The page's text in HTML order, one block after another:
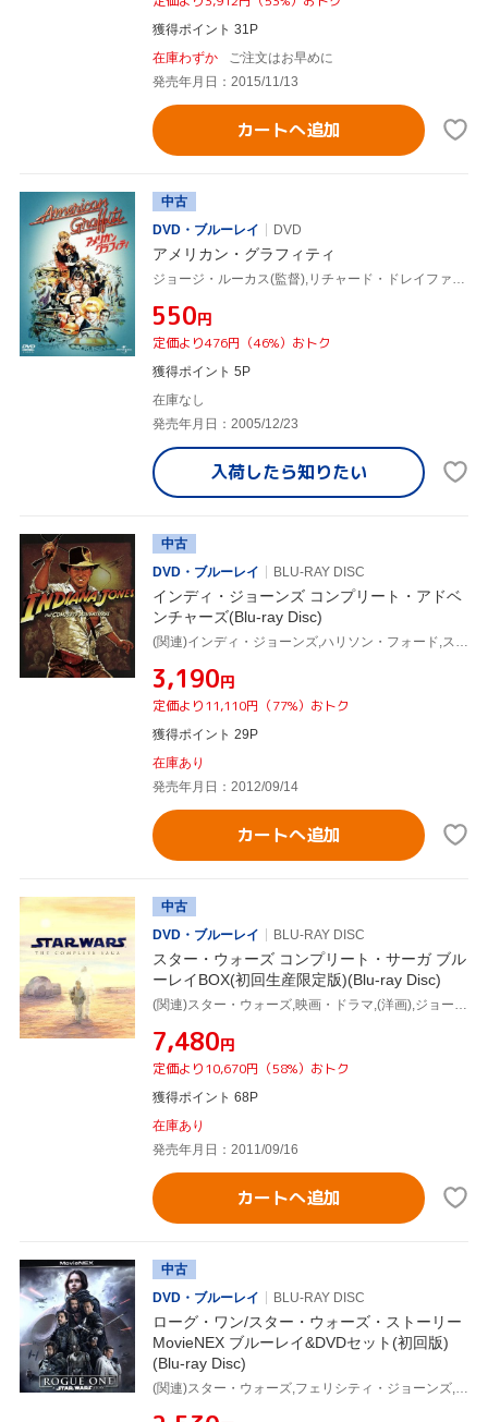
獲得ポイント 31P
在庫わずか
ご注文はお早めに
発売年月日：2015/11/13
カートへ追加
中古
DVD・ブルーレイ
DVD
アメリカン・グラフィティ
¥550円
定価より476円（46%）おトク
獲得ポイント 5P
在庫なし
発売年月日：2005/12/23
入荷したら知りたい
中古
DVD・ブルーレイ
BLU-RAY DISC
インディ・ジョーンズ コンプリート・アドベ
ンチャーズ(Blu-ray Disc)
¥3,190円
定価より11,110円（77%）おトク
獲得ポイント 29P
在庫あり
発売年月日：2012/09/14
カートへ追加
中古
DVD・ブルーレイ
BLU-RAY DISC
スター・ウォーズ コンプリート・サーガ ブル
ーレイBOX(初回生産限定版)(Blu-ray Disc)
¥7,480円
定価より10,670円（58%）おトク
獲得ポイント 68P
在庫あり
発売年月日：2011/09/16
カートへ追加
中古
DVD・ブルーレイ
BLU-RAY DISC
ローグ・ワン/スター・ウォーズ・ストーリー
MovieNEX ブルーレイ&DVDセット(初回版)
(Blu-ray Disc)